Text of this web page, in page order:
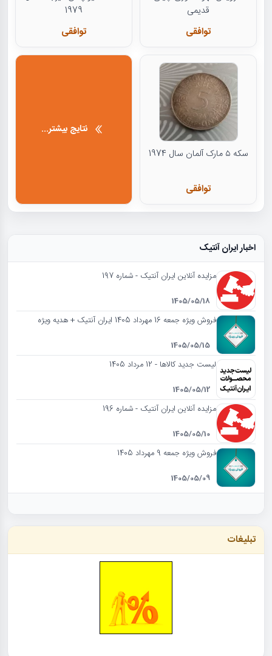
قدیمی
توافقی
1979
توافقی
سکه ۵ مارک آلمان سال 1974
توافقی
نتایج بیشتر...
اخبار ایران آنتیک
مزایده آنلاین ایران آنتیک - شماره 197
1405/05/18
فروش ویژه جمعه 16 مهرداد 1405 ایران آنتیک + هدیه ویژه
1405/05/15
لیست جدید کالاها - 12 مرداد 1405
1405/05/12
مزایده آنلاین ایران آنتیک - شماره 196
1405/05/10
فروش ویژه جمعه 9 مهرداد 1405
1405/05/09
تبلیغات